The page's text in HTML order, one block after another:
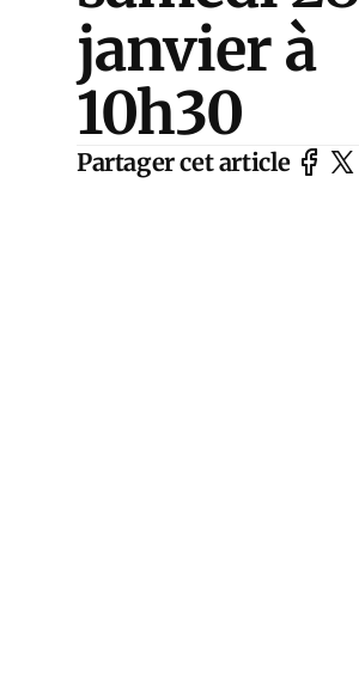
janvier à
10h30
Partager cet article